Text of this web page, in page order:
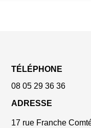
TÉLÉPHONE
08 05 29 36 36
ADRESSE
17 rue Franche